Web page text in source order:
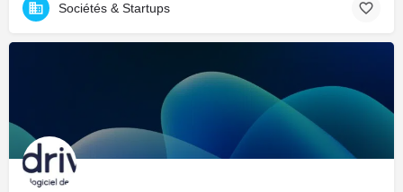
Sociétés & Startups